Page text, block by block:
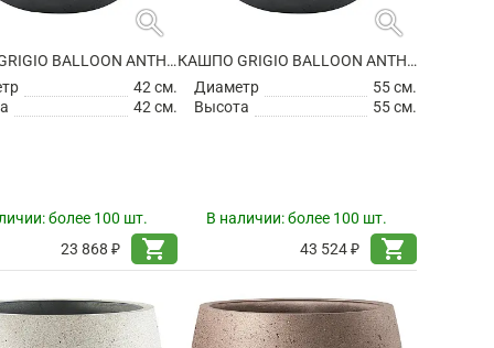
search
КАШПО GRIGIO BALLOON ANTHRACITE
42 см.
42 см.
более 100 шт.
23 868 ₽
shopping_cart
search
КАШПО GRIGIO BALLOON ANTHRACITE
Диаметр
55 см.
Высота
55 см.
В наличии:более 100 шт.
43 524 ₽
shopping_cart